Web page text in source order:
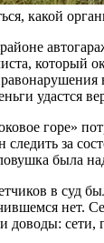
какой
который
удастся
горе»
следить за
была
в
нет.
сети,